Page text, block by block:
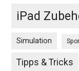
iPad
Simulation
Tipps & Tricks